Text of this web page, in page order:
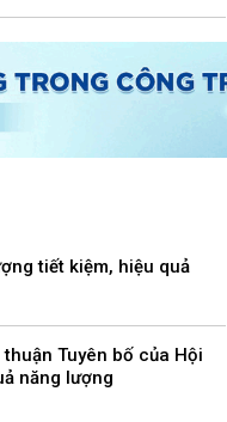
tiết kiệm, hiệu quả
Tuyên bố của Hội
năng lượng